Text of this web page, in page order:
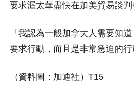
要求渥太華盡快在加美貿易談判
「我認為一般加拿大人需要知
要求行動，而且是非常急迫的行
（資料圖：加通社）T15